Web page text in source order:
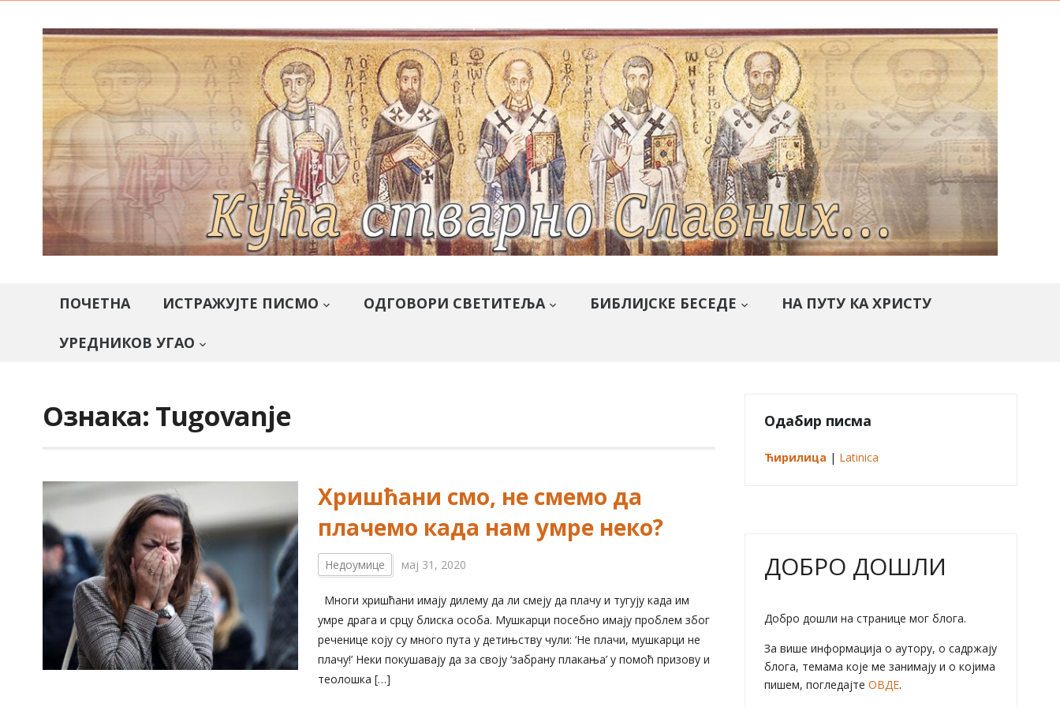
ПОЧЕТНА ИСТРАЖУЈТЕ ПИСМО ОДГОВОРИ СВЕТИТЕЉА БИБЛИЈСКЕ БЕСЕДЕ НА ПУТУ КА ХРИСТУ
УРЕДНИКОВ УГАО
Ознака: Tugovanje
Хришћани смо, не смемо да
плачемо када нам умре неко?
Недоумице мај 31, 2020
Многи хришћани имају дилему да ли смеју да плачу и тугују када им
умре драга и срцу блиска особа. Мушкарци посебно имају проблем због
реченице коју су много пута у детињству чули: ‘Не плачи, мушкарци не
плачу!’ Неки покушавају да за своју ‘забрану плакања’ у помоћ призову и
теолошка […]
Одабир писма
Ћирилица | Latinica
ДОБРО ДОШЛИ
Добро дошли на странице мог блога.
За више информација о аутору, о садржају
блога, темама које ме занимају и о којима
пишем, погледајтеОВДЕ.